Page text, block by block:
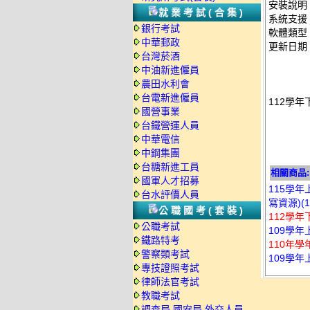
就業考試(合集)
銀行考試
中華郵政
台灣菸酒
中油新進僱員
農田水利會
台電新進僱員
國營事業
台鐵營運人員
中華電信
中鋼集團
台糖新進工員
國軍人才招募
台水評價人員
公職國考(套裝)
公職考試
鐵路特考
警察類考試
專技證照考試
律師法官考試
教職考試
安裝說
系統支
軟體類型
更新日
112學年
相關商品:
115學年
寫資源
112學年
109學年
110年學
109學年